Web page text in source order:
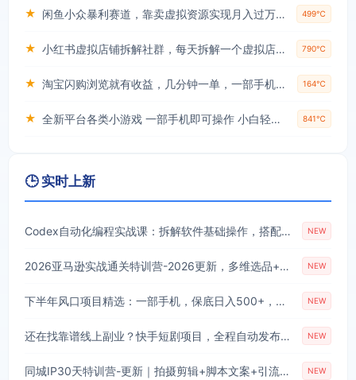
★ 闲鱼小众暴利赛道，靠卖虚拟资源实现月入过万，谁做谁赚钱 499℃
★ 小红书虚拟店铺拆解社群，每天拆解一个虚拟店，简单实用(赠送小红书虚拟教程) 790℃
★ 淘宝闪购浏览就有收益，几分钟一单，一部手机就可操作，操作简单，小白轻松日入3张【揭秘】 164℃
★ 全新平台各类小游戏 一部手机即可操作 小白轻松上手 长期稳定 居家月入过万！！！ 841℃
🕒 实时上新
Codex自动化编程实战课：拆解软件基础操作，搭配实用插件快速掌握AI代码编写能力 NEW
2026亚马逊实战通关特训营-2026更新，多维选品+渐进式打法+AI应用，从0到1打造盈利店铺 NEW
下半年风口项目精选：一部手机，保底日入500+，做就有收益，长期稳定！【揭秘】 NEW
还在找靠谱线上副业？快手短剧项目，全程自动发布内容，不用熬夜做视频，轻松日入500+【揭秘】 NEW
同城IP30天特训营-更新｜拍摄剪辑+脚本文案+引流成交，打爆本地流量提升门店业绩实操教学 NEW